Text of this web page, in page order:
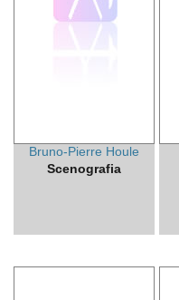
Bruno-Pierre Houle
Scenografia